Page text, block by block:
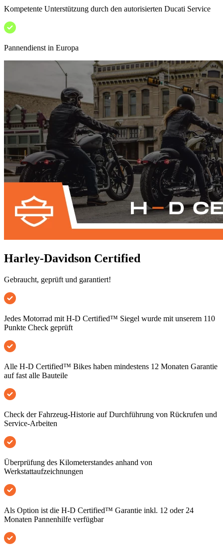
Kompetente Unterstützung durch den autorisierten Ducati Service
Pannendienst in Europa
Harley-Davidson Certified
Gebraucht, geprüft und garantiert!
Jedes Motorrad mit H-D Certified™ Siegel wurde mit unserem 110
Punkte Check geprüft
Alle H-D Certified™ Bikes haben mindestens 12 Monaten Garantie
auf fast alle Bauteile
Check der Fahrzeug-Historie auf Durchführung von Rückrufen und
Service-Arbeiten
Überprüfung des Kilometerstandes anhand von
Werkstattaufzeichnungen
Als Option ist die H-D Certified™ Garantie inkl. 12 oder 24
Monaten Pannenhilfe verfügbar